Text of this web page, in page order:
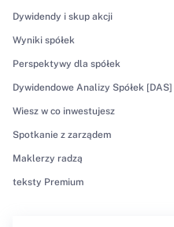
Dywidendy i skup akcji
Wyniki spółek
Perspektywy dla spółek
Dywidendowe Analizy Spółek [DAS]
Wiesz w co inwestujesz
Spotkanie z zarządem
Maklerzy radzą
teksty Premium